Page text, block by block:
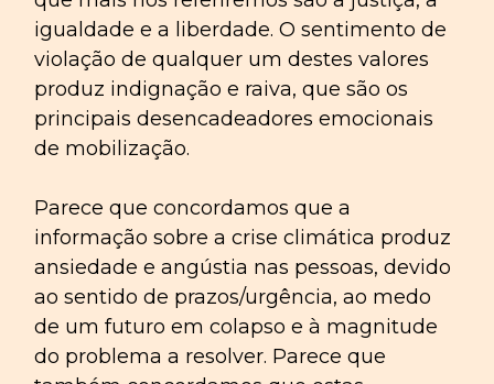
igualdade e a liberdade. O sentimento de
violação de qualquer um destes valores
produz indignação e raiva, que são os
principais desencadeadores emocionais
de mobilização.
Parece que concordamos que a
informação sobre a crise climática produz
ansiedade e angústia nas pessoas, devido
ao sentido de prazos/urgência, ao medo
de um futuro em colapso e à magnitude
do problema a resolver. Parece que